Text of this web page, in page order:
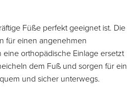
Füße perfekt geeignet ist. Die
für einen angenehmen
orthopädische Einlage ersetzt
dem Fuß und sorgen für ein
und sicher unterwegs.